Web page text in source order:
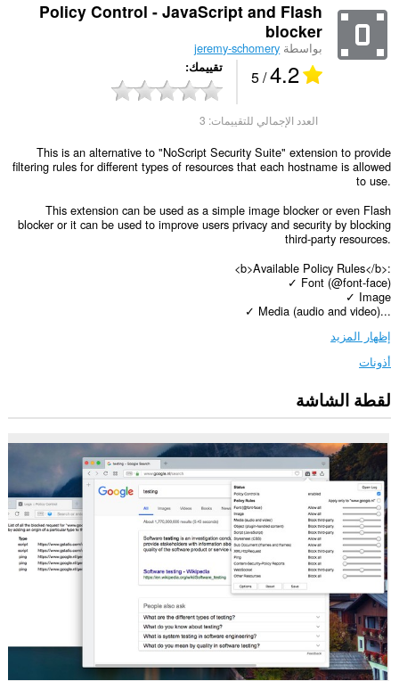
Policy Control - JavaScript and Flash
blocker
بواسطة jeremy-schomery
4.2
/ 5 تقييمك
العدد الإجمالي للتقييمات: 3
This is an alternative to "NoScript Security Suite" extension to provide
filtering rules for different types of resources that each hostname is allowed
to use.
This extension can be used as a simple image blocker or even Flash
blocker or it can be used to improve users privacy and security by blocking
third-party resources.
<b>Available Policy Rules</b>:
✓ Font (@font-face)
✓ Image
✓ Media (audio and video)...
إظهار المزيد
أذونات
يستطيع
هذا
الوصول
إلى
بياناتك
على
كل
مواقع
الويب.
يستطيع
هذا
الملحق
الوصول
إلى
علامات
تبويبك
ونشاط
تصفحك.
لقطة الشاشة